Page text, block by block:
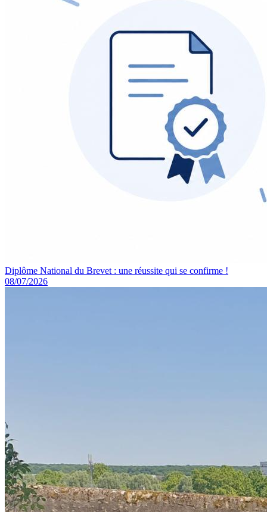
Diplôme National du Brevet : une réussite qui se confirme !
08/07/2026